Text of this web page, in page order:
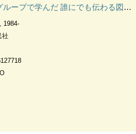
ープで学んだ 誰にでも伝わる図解資料作成術！
1984-
社